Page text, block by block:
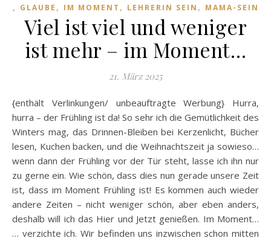
, GLAUBE , IM MOMENT , LEHRERIN SEIN , MAMA-SEIN
Viel ist viel und weniger
ist mehr – im Moment…
21. März 2025
{enthält Verlinkungen/ unbeauftragte Werbung} Hurra,
hurra – der Frühling ist da! So sehr ich die Gemütlichkeit des
Winters mag, das Drinnen-Bleiben bei Kerzenlicht, Bücher
lesen, Kuchen backen, und die Weihnachtszeit ja sowieso…
wenn dann der Frühling vor der Tür steht, lasse ich ihn nur
zu gerne ein. Wie schön, dass dies nun gerade unsere Zeit
ist, dass im Moment Frühling ist! Es kommen auch wieder
andere Zeiten – nicht weniger schön, aber eben anders,
deshalb will ich das Hier und Jetzt genießen. Im Moment…
… verzichte ich. Wir befinden uns inzwischen schon mitten